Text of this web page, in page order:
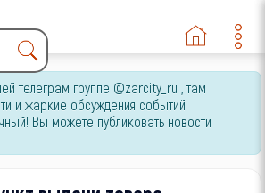
телеграм группе @zarcity_ru , там
и жаркие обсуждения событий
Вы можете публиковать новости